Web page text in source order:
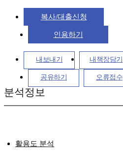
복사/대출신청
인용하기
내보내기 내책장담기
공유하기 오류접수
분석정보
활용도 분석